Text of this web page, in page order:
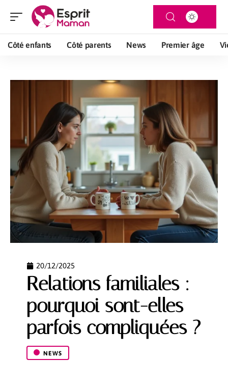
Côté enfants Côté parents News Premier âge
20/12/2025
Relations familiales :
pourquoi sont-elles
parfois compliquées ?
NEWS